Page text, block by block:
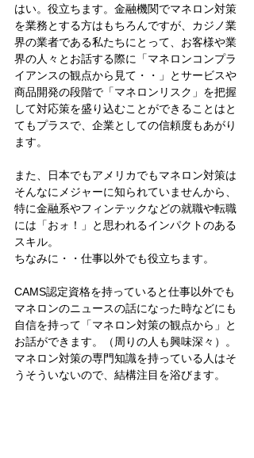
はい。役立ちます。金融機関でマネロン対策
を業務とする方はもちろんですが、カジノ業
界の業者である私たちにとって、お客様や業
界の人々とお話する際に「マネロンコンプラ
イアンスの観点から見て・・」とサービスや
商品開発の段階で「マネロンリスク」を把握
して対応策を盛り込むことができることはと
てもプラスで、企業としての信頼度もあがり
ます。
また、日本でもアメリカでもマネロン対策は
そんなにメジャーに知られていませんから、
特に金融系やフィンテックなどの就職や転職
には「おォ！」と思われるインパクトのある
スキル。
ちなみに・・仕事以外でも役立ちます。
CAMS認定資格を持っていると仕事以外でも
マネロンのニュースの話になった時などにも
自信を持って「マネロン対策の観点から」と
お話ができます。（周りの人も興味深々）。
マネロン対策の専門知識を持っている人はそ
うそういないので、結構注目を浴びます。